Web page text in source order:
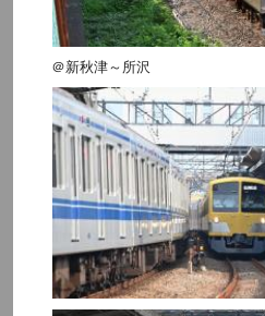
＠新秋津～所沢